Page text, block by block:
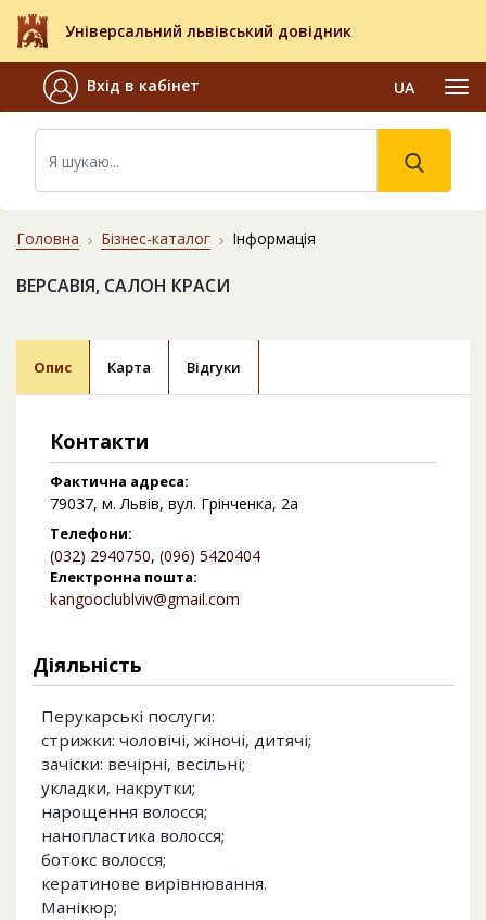
Універсальний львівський довідник
Вхід в кабінет UA
Головна Бізнес-каталог Інформація
ВЕРСАВІЯ, САЛОН КРАСИ
Опис Карта Відгуки
Контакти
Фактична адреса:
79037, м. Львів, вул. Грінченка, 2а
Телефони:
(032) 2940750, (096) 5420404
Електронна пошта:
kangooclublviv@gmail.com
Діяльність
Перукарські послуги:
стрижки: чоловічі, жіночі, дитячі;
зачіски: вечірні, весільні;
укладки, накрутки;
нарощення волосся;
нанопластика волосся;
ботокс волосся;
кератинове вирівнювання.
Манікюр;